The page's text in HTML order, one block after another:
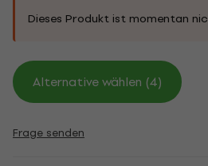
Dieses Produkt ist momentan
Alternative wählen (4)
Frage senden